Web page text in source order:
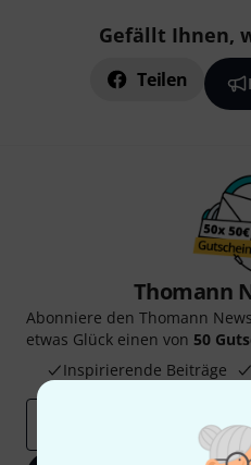
Gefällt Ihnen,
Teilen
Thomann
Abonniere den Thomann
etwas Glück einen von 50
Inspirierende Beiträge